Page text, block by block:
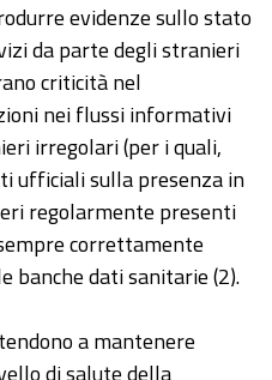
evidenze sullo stato
da parte degli stranieri
criticità nel
nei flussi informativi
irregolari (per i quali,
ufficiali sulla presenza in
regolarmente presenti
correttamente
banche dati sanitarie (2).
a mantenere